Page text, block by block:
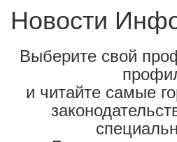
Новости
Выберите свой
и читайте самые